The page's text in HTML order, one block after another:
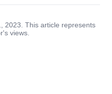
2023. This article represents
views.